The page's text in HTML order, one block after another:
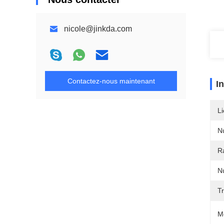
nicole@jinkda.com
Contactez-nous maintenant